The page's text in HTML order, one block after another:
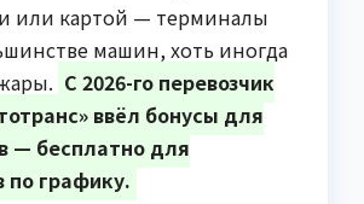
или картой — терминалы
машин, хоть иногда
С 2026-го перевозчик
ввёл бонусы для
— бесплатно для
по графику.